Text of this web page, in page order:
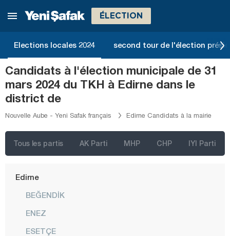
ÉLECTION
Elections locales 2024 second tour de l'élection
Candidats à l'élection municipale de 31
mars 2024 du TKH à Edirne dans le
district de
Nouvelle Aube - Yeni Safak français Edirne Candidats à la mairie
Tous les partis AK Parti MHP CHP IYI Parti
Bolu
Bursa
Çanakkale
Çankırı
Çorum
Denizli
Düzce
Edirne
BEĞENDİK
ENEZ
ESETÇE